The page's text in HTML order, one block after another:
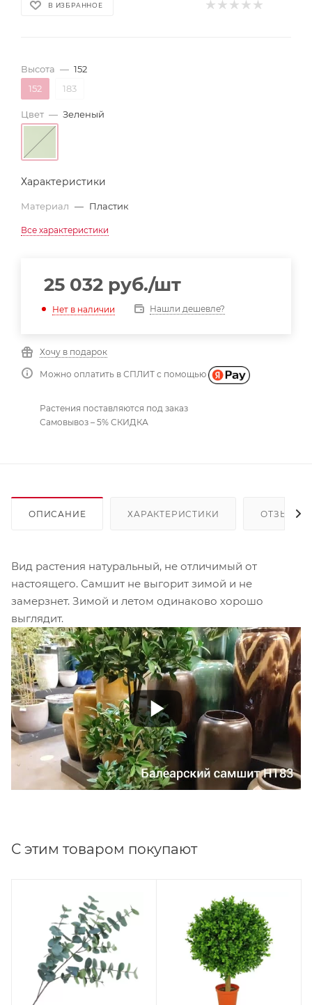
В ИЗБРАННОЕ
Высота — 152
152
183
Цвет — Зеленый
Характеристики
Материал — Пластик
Все характеристики
25 032 руб./шт
Нет в наличии Нашли дешевле?
Хочу в подарок
Можно оплатить в СПЛИТ с помощью
Растения поставляются под заказ
Самовывоз – 5% СКИДКА
ОПИСАНИЕ ХАРАКТЕРИСТИКИ ОТЗЫВЫ
Вид растения натуральный, не отличимый от
настоящего. Самшит не выгорит зимой и не
замерзнет. Зимой и летом одинаково хорошо
выглядит.
С этим товаром покупают